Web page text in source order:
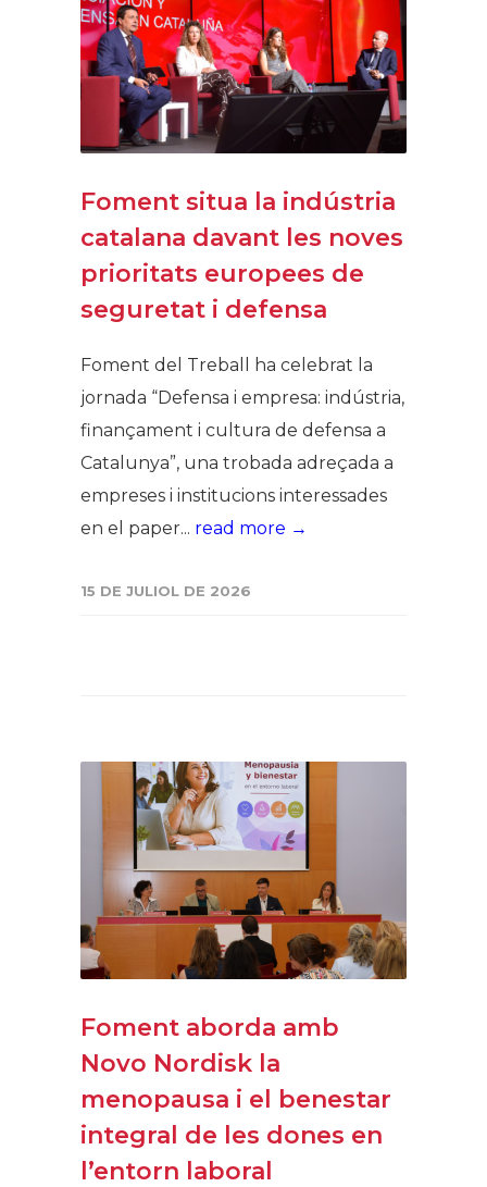
Foment situa la indústria
catalana davant les noves
prioritats europees de
seguretat i defensa
Foment del Treball ha celebrat la
jornada “Defensa i empresa: indústria,
finançament i cultura de defensa a
Catalunya”, una trobada adreçada a
empreses i institucions interessades
en el paper... read more →
15 DE JULIOL DE 2026
Foment aborda amb
Novo Nordisk la
menopausa i el benestar
integral de les dones en
l’entorn laboral